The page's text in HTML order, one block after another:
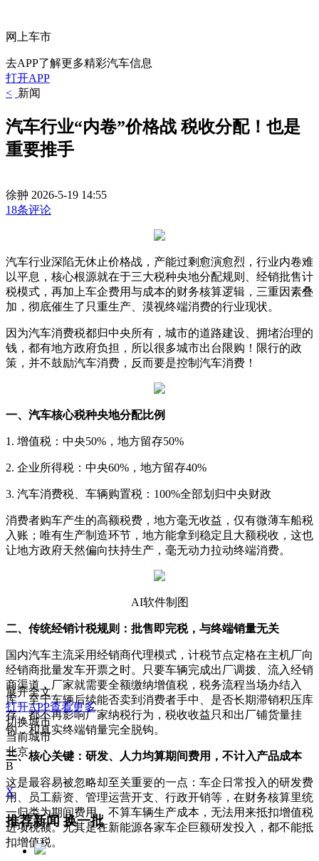
网上车市
去APP了解更多精彩汽车信息
打开APP
< 新闻
汽车行业“内卷”价格战 税收分配！也是
重要推手
徐翀 2026-5-19 14:55
18条评论
汽车行业深陷无休止价格战，产能过剩愈演愈烈，行业内卷难
以平息，核心根源就在于三大税种央地分配规则、经销批售计
税模式，再加上车企费用与成本的财务核算逻辑，三重因素叠
加，彻底催生了只重生产、漠视终端消费的行业现状。
因为汽车消费税都归中央所有，城市的道路建设、拥堵治理的
钱，都有地方政府负担，所以很多城市出台限购！限行的政
策，并不鼓励汽车消费，反而要是控制汽车消费！
一、汽车核心税种央地分配比例
1. 增值税：中央50%，地方留存50%
2. 企业所得税：中央60%，地方留存40%
3. 汽车消费税、车辆购置税：100%全部划归中央财政
消费者购车产生的高额税费，地方毫无收益，仅有微薄车船税
入账；唯有生产制造环节，地方能拿到稳定且大额税收，这也
让地方政府天然偏向扶持生产，毫无动力拉动终端消费。
AI软件制图
二、传统经销计税规则：批售即完税，与终端销量无关
国内汽车主流采用经销商代理模式，计税节点定格在主机厂向
经销商批量发车开票之时。只要车辆完成出厂调拨、流入经销
商渠道，厂家就需要全额缴纳增值税，税务流程当场办结入
库。至于车辆后续能否卖到消费者手中、是否长期滞销积压库
存，都不再影响厂家纳税行为，税收收益只和出厂铺货量挂
钩，和真实终端销量完全脱钩。
三、核心关键：研发、人力均算期间费用，不计入产品成本
这是最容易被忽略却至关重要的一点：车企日常投入的研发费
用、员工薪资、管理运营开支、行政开销等，在财务核算里统
一归类为期间费用，不算车辆生产成本，无法用来抵扣增值税
进项税额。尤其是在新能源各家车企巨额研发投入，都不能抵
扣增值税。
展开全文
打开APP查看更多
切换城市
当前城市
北京
B
X
推荐新闻换一批